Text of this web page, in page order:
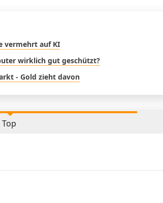
vermehrt auf KI
wirklich gut geschützt?
- Gold zieht davon
Top